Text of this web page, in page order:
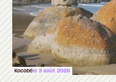
Kocobéle 3 août 2026